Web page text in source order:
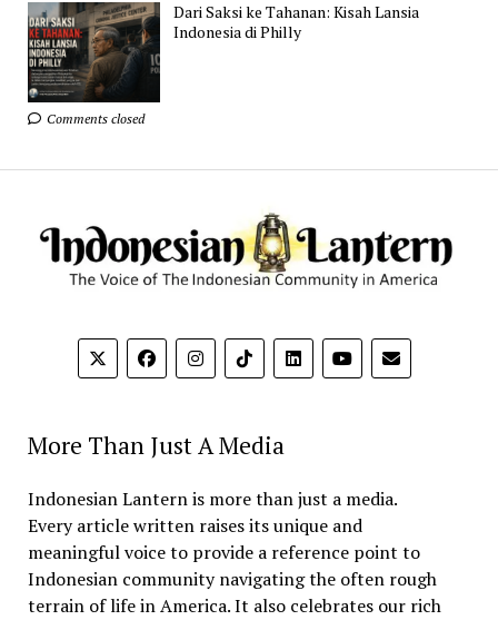
Dari Saksi ke Tahanan: Kisah Lansia
Indonesia di Philly
Comments closed
More Than Just A Media
Indonesian Lantern is more than just a media.
Every article written raises its unique and
meaningful voice to provide a reference point to
Indonesian community navigating the often rough
terrain of life in America. It also celebrates our rich